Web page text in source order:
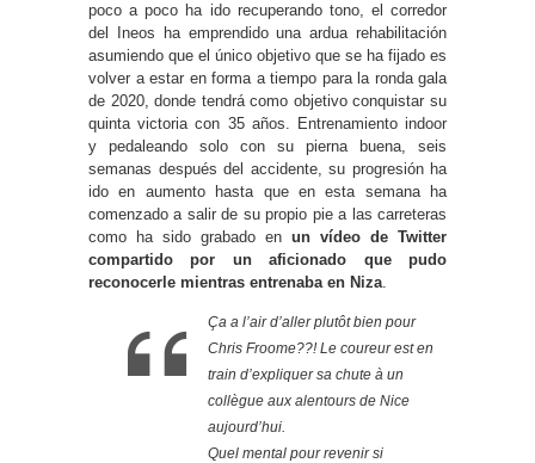
poco a poco ha ido recuperando tono, el corredor
del Ineos ha emprendido una ardua rehabilitación
asumiendo que el único objetivo que se ha fijado es
volver a estar en forma a tiempo para la ronda gala
de 2020, donde tendrá como objetivo conquistar su
quinta victoria con 35 años. Entrenamiento indoor
y pedaleando solo con su pierna buena, seis
semanas después del accidente, su progresión ha
ido en aumento hasta que en esta semana ha
comenzado a salir de su propio pie a las carreteras
como ha sido grabado en un vídeo de Twitter
compartido por un aficionado que pudo
reconocerle mientras entrenaba en Niza.
Ça a l’air d’aller plutôt bien pour
Chris Froome??! Le coureur est en
train d’expliquer sa chute à un
collègue aux alentours de Nice
aujourd’hui.
Quel mental pour revenir si